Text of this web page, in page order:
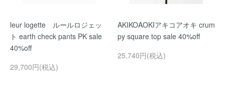
leur logette ルールロジェッ
ト earth check pants PK sale
40%off
29,700円(税込)
AKIKOAOKIアキコアオキ crum
py square top sale 40%off
25,740円(税込)